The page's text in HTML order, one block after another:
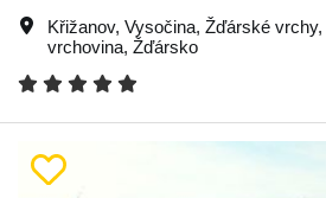
Křižanov, Vysočina, Žďárské vrchy,
vrchovina, Žďársko